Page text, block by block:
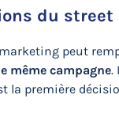
du
peut
même campagne.
la première